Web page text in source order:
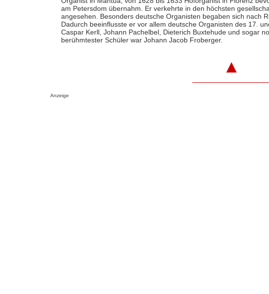
am Petersdom übernahm. Er verkehrte in den höchsten
angesehen. Besonders deutsche Organisten begaben sich nach
Dadurch beeinflusste er vor allem deutsche Organisten des 17.
Caspar Kerll, Johann Pachelbel, Dieterich Buxtehude und sogar
berühmtester Schüler war Johann Jacob Froberger.
▲
Anzeige